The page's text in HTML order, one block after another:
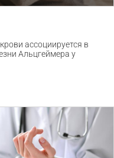
ассоциируется в
Альцгеймера у